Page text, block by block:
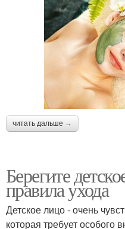
читать дальше →
Берегите
правила ухода
Детское лицо - очень
которая требует особого